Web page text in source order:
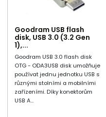
Goodram USB flash
disk, USB 3.0 (3.2 Gen
1),...
Goodram USB 3.0 flash disk
OTG - ODA3USB disk umožňuje
používat jednu jednotku USB s
různými stolními a mobilními
zařízeními. Díky konektorům
USB A...